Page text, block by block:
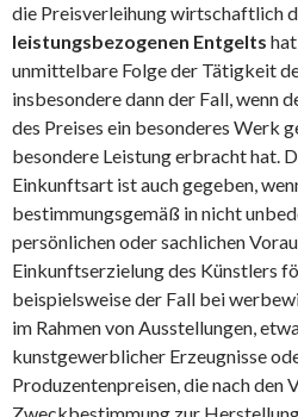
die Preisverleihung wirtschaftlich
leistungsbezogenen Entgelts
unmittelbare Folge der Tätigkeit
insbesondere dann der Fall, wenn
des Preises ein besonderes Werk
besondere Leistung erbracht hat.
Einkunftsart ist auch gegeben,
bestimmungsgemäß in nicht
persönlichen oder sachlichen
Einkunftserzielung des Künstlers
beispielsweise der Fall bei
im Rahmen von Ausstellungen,
kunstgewerblicher Erzeugnisse
Produzentenpreisen, die nach den